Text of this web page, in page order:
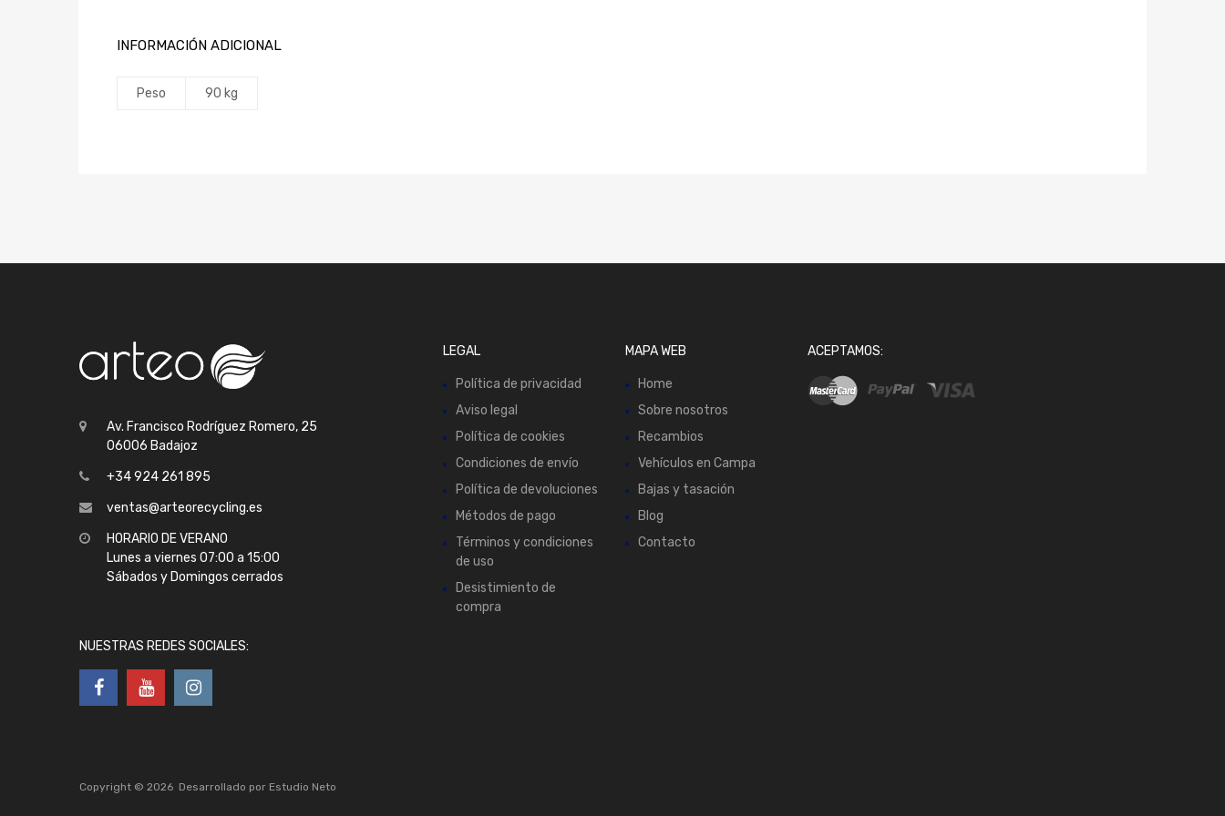
INFORMACIÓN ADICIONAL
Peso 90 kg
Av. Francisco Rodríguez Romero, 25
06006 Badajoz
+34 924 261 895
ventas@arteorecycling.es
HORARIO DE VERANO
Lunes a viernes 07:00 a 15:00
Sábados y Domingos cerrados
NUESTRAS REDES SOCIALES:
LEGAL
Política de privacidad
Aviso legal
Política de cookies
Condiciones de envío
Política de devoluciones
Métodos de pago
Términos y condiciones
de uso
Desistimiento de
compra
MAPA WEB
Home
Sobre nosotros
Recambios
Vehículos en Campa
Bajas y tasación
Blog
Contacto
ACEPTAMOS:
Copyright © 2026 Desarrollado por Estudio Neto